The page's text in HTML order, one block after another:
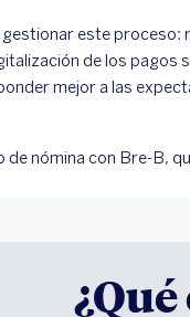
este
de los pagos
mejor a las
nómina con Bre-B,